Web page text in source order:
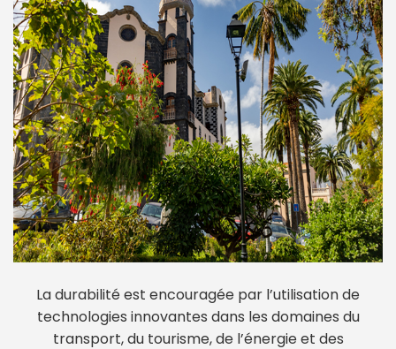
La durabilité est encouragée par l’utilisation de
technologies innovantes dans les domaines du
transport, du tourisme, de l’énergie et des